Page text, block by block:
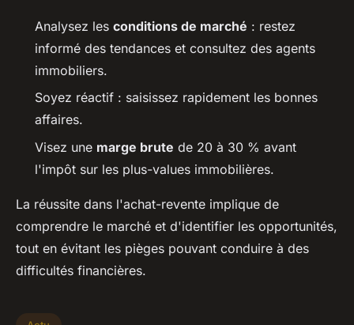
Analysez les conditions de marché : restez
informé des tendances et consultez des agents
immobiliers.
Soyez réactif : saisissez rapidement les bonnes
affaires.
Visez une marge brute de 20 à 30 % avant
l'impôt sur les plus-values immobilières.
La réussite dans l'achat-revente implique de
comprendre le marché et d'identifier les opportunités,
tout en évitant les pièges pouvant conduire à des
difficultés financières.